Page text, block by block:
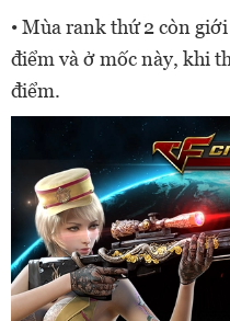
• Mùa rank thứ 2 còn
điểm và ở mốc này, khi
điểm.